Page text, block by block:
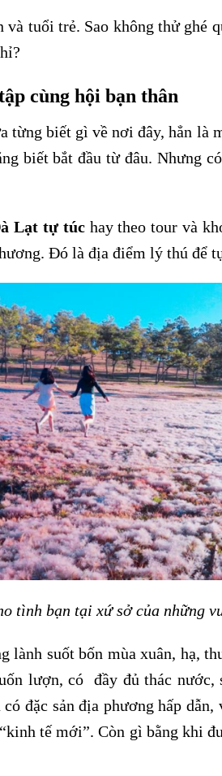
tuổi trẻ. Sao không thử ghé
cùng hội bạn thân
từng biết gì về nơi đây, hẳn là
biết bắt đầu từ đâu. Nhưng
Lạt tự túchay theo tour và
Đó là địa điểm lý thú để
tình bạn tại xứ sở của những
suốt bốn mùa xuân, hạ,
lượn, có đầy đủ thác
đặc sản địa phương hấp
tế mới”. Còn gì bằng khi